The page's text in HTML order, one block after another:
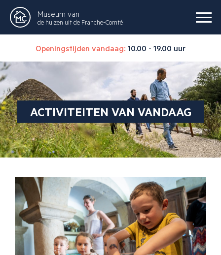
Museum van
de huizen uit de Franche-Comté
Openingstijden vandaag: 10.00 - 19.00 uur
ACTIVITEITEN VAN VANDAAG